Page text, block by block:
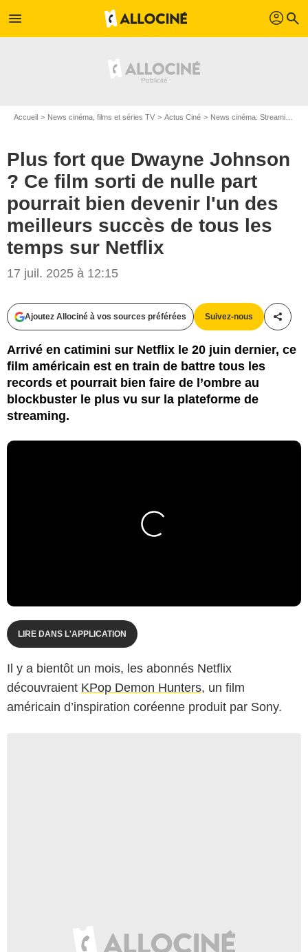
menu profil search
Accueil News cinéma, films et séries TV Actus Ciné News cinéma: Streaming
Plus fort que Dwayne Johnson
? Ce film sorti de nulle part
pourrait bien devenir l'un des
meilleurs succès de tous les
temps sur Netflix
17 juil. 2025 à 12:15
Ajoutez Allociné à vos sources préférées Suivez-nous
Arrivé en catimini sur Netflix le 20 juin dernier, ce
film américain est en train de battre tous les
records et pourrait bien faire de l’ombre au
blockbuster le plus vu sur la plateforme de
streaming.
LIRE DANS L'APPLICATION
Il y a bientôt un mois, les abonnés Netflix
découvraient KPop Demon Hunters, un film
américain d’inspiration coréenne produit par Sony.